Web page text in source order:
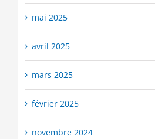
mai 2025
avril 2025
mars 2025
février 2025
novembre 2024